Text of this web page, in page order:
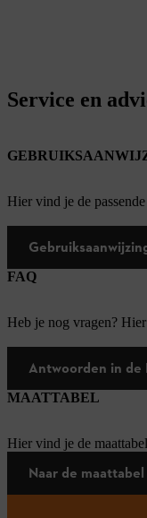
Service en
Hier vind je de
FAQ
Heb je nog vragen?
Antwoorden in de
MAATTABEL
Hier vind je de
Naar de maattabel